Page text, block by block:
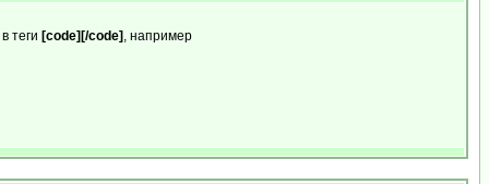
теги [code][/code] , например